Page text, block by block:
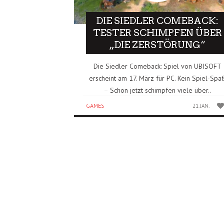
DIE SIEDLER COMEBACK:
TESTER SCHIMPFEN ÜBER
„DIE ZERSTÖRUNG“
Die Siedler Comeback: Spiel von UBISOFT
erscheint am 17. März für PC. Kein Spiel-
– Schon jetzt schimpfen viele über..
GAMES 21 JAN.